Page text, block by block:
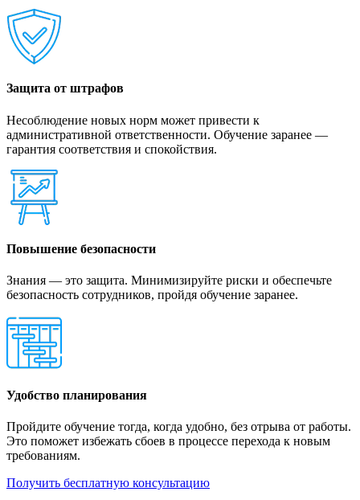
Защита от штрафов
Несоблюдение новых норм может привести к
административной ответственности. Обучение заранее —
гарантия соответствия и спокойствия.
Повышение безопасности
Знания — это защита. Минимизируйте риски и обеспечьте
безопасность сотрудников, пройдя обучение заранее.
Удобство планирования
Пройдите обучение тогда, когда удобно, без отрыва от работы.
Это поможет избежать сбоев в процессе перехода к новым
требованиям.
Получить бесплатную консультацию